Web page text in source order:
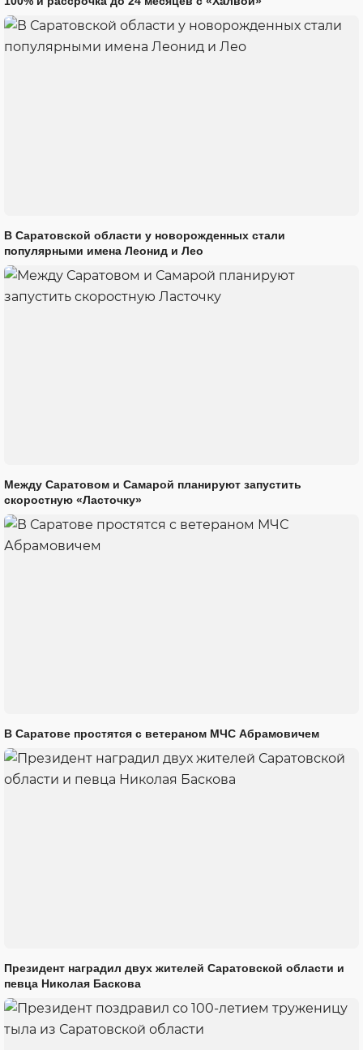
В Саратовской области у новорожденных стали
популярными имена Леонид и Лео
Между Саратовом и Самарой планируют запустить
скоростную «Ласточку»
В Саратове простятся с ветераном МЧС Абрамовичем
Президент наградил двух жителей Саратовской области и
певца Николая Баскова